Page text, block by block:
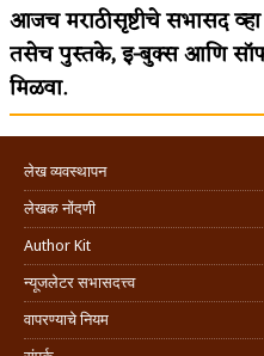
आजच मराठीसृष्टीचे सभासद
तसेच पुस्तके, इ-बुक्स आणि
मिळवा.
लेख व्यवस्थापन
लेखक नोंदणी
Author Kit
न्यूजलेटर सभासदत्त्व
वापरण्याचे नियम